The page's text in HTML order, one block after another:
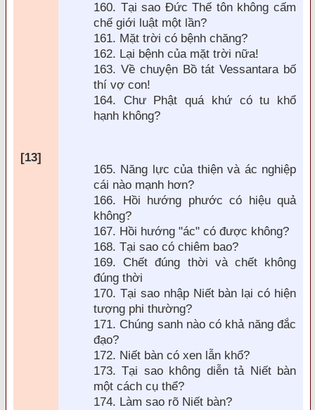
160. Tại sao Đức Thế tôn không cấm
chế giới luật một lần?
161. Mặt trời có bệnh chăng?
162. Lại bệnh của mặt trời nữa!
163. Về chuyện Bồ tát Vessantara bố
thí vợ con!
164. Chư Phật quá khứ có tu khổ
hạnh không?
[13]
165. Năng lực của thiện và ác nghiệp
cái nào mạnh hơn?
166. Hồi hướng phước có hiệu quả
không?
167. Hồi hướng "ác" có được không?
168. Tại sao có chiêm bao?
169. Chếtđúng thời và chết không
đúng thời
170. Tại sao nhập Niết bàn lại có hiện
tượng phi thường?
171. Chúng sanh nào có khả năng đắc
đạo?
172. Niết bàn có xen lẫn khổ?
173. Tại sao không diễn tả Niết bàn
một cách cụ thể?
174. Làm sao rõ Niết bàn?